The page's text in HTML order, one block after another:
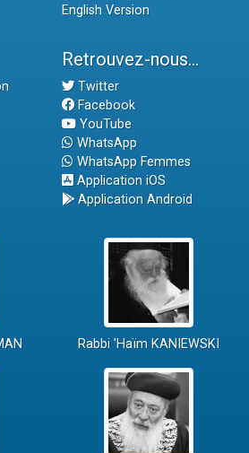
English Version
Retrouvez-nous...
Twitter
Facebook
YouTube
WhatsApp
WhatsApp Femmes
Application iOS
Application Android
Rabbi 'Haïm KANIEWSKI